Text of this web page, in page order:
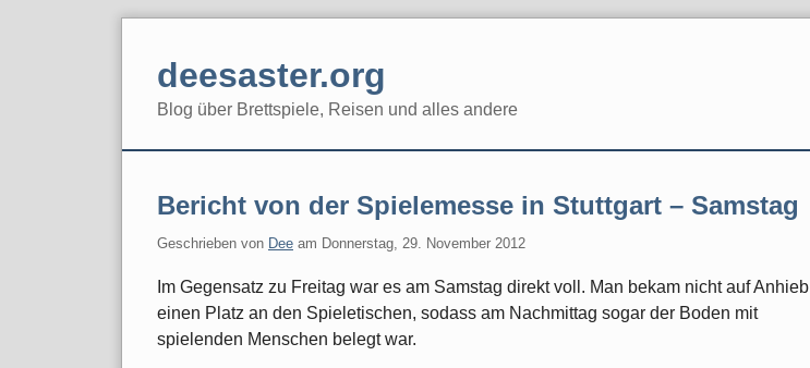
deesaster.org
Blog über Brettspiele, Reisen und alles andere
Bericht von der Spielemesse in Stuttgart – Samstag
Geschrieben von Dee am Donnerstag, 29. November 2012
Im Gegensatz zu Freitag war es am Samstag direkt voll. Man bekam nicht auf Anhieb
einen Platz an den Spieletischen, sodass am Nachmittag sogar der Boden mit
spielenden Menschen belegt war.